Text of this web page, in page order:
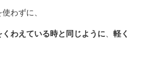
わずに、
くわえている時と同じように
軽く